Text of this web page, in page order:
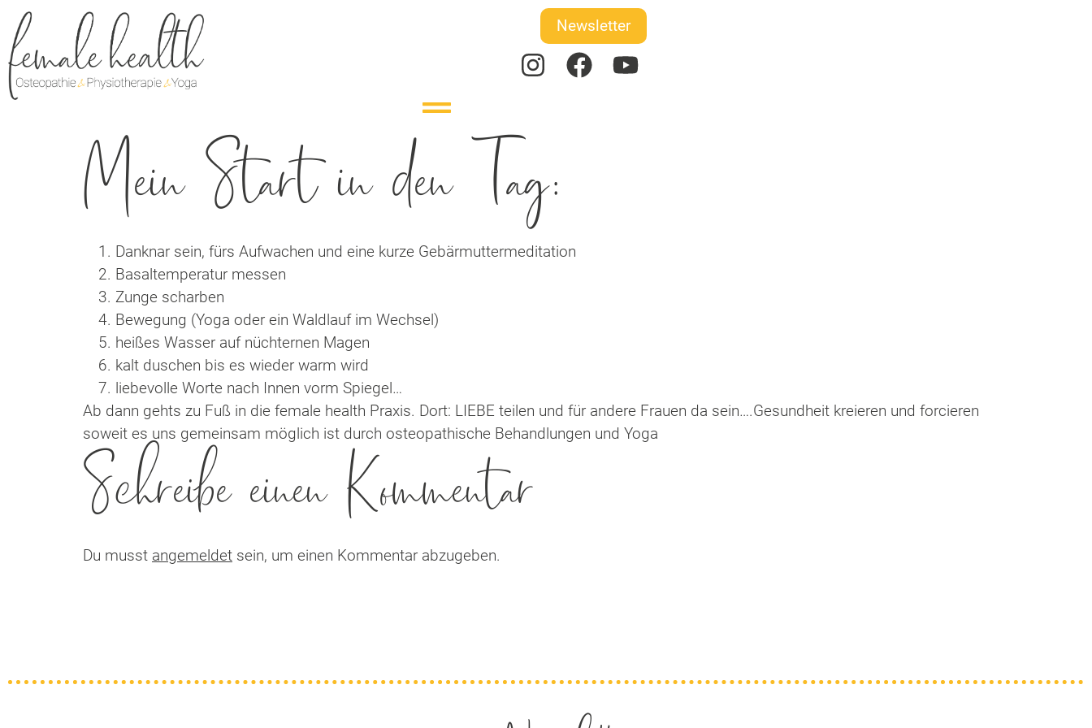
Newsletter
Mein Start in den Tag:
Danknar sein, fürs Aufwachen und eine kurze Gebärmuttermeditation
Basaltemperatur messen
Zunge scharben
Bewegung (Yoga oder ein Waldlauf im Wechsel)
heißes Wasser auf nüchternen Magen
kalt duschen bis es wieder warm wird
liebevolle Worte nach Innen vorm Spiegel…
Ab dann gehts zu Fuß in die female health Praxis. Dort: LIEBE teilen und für andere Frauen da sein….Gesundheit kreieren und forcieren
soweit es uns gemeinsam möglich ist durch osteopathische Behandlungen und Yoga
Schreibe einen Kommentar
Du musst angemeldet sein, um einen Kommentar abzugeben.